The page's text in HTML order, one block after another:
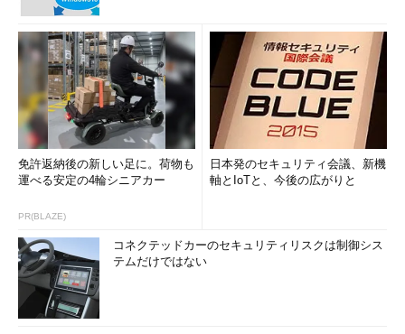
免許返納後の新しい足に。荷物も
運べる安定の4輪シニアカー
PR(BLAZE)
日本発のセキュリティ会議、新機
軸とIoTと、今後の広がりと
コネクテッドカーのセキュリティリスクは制御シス
テムだけではない